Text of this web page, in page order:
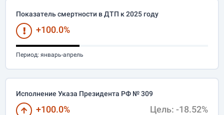
Показатель смертности в ДТП к 2025 году
+100.0%
Период: январь-апрель
Исполнение Указа Президента РФ № 309
+100.0% Цель: -18.52%